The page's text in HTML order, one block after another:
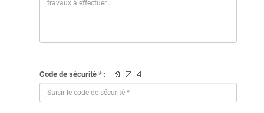
Code de sécurité * :